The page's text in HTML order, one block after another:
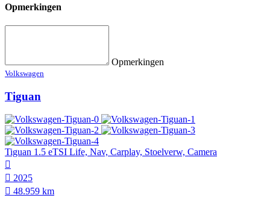
Opmerkingen
Opmerkingen
Volkswagen
Tiguan
Tiguan 1.5 eTSI Life, Nav, Carplay, Stoelverw, Camera
2025
48.959 km